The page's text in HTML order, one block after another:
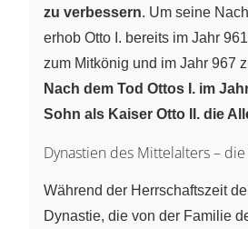
zu verbessern. Um seine
erhob Otto I. bereits im Jahr
zum Mitkönig und im Jahr 967
Nach dem Tod Ottos I. im
Sohn als Kaiser Otto II. die
Dynastien des Mittelalters –
Während der Herrschaftszeit
Dynastie, die von der Familie